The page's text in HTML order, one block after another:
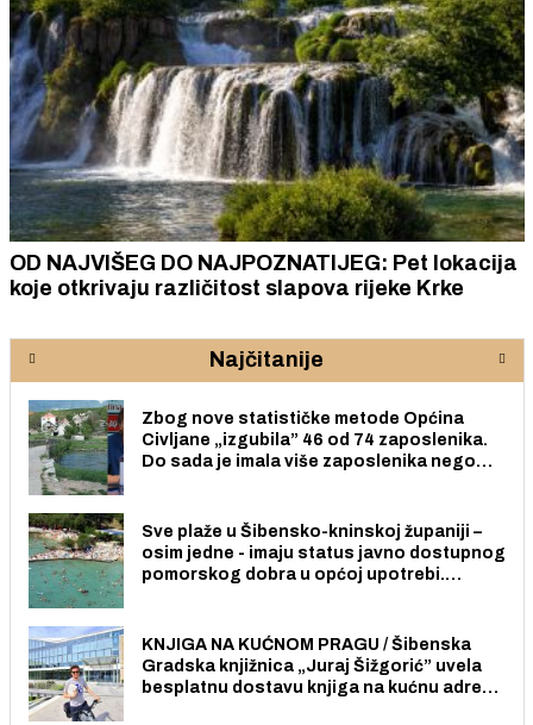
OD NAJVIŠEG DO NAJPOZNATIJEG: Pet lokacija
koje otkrivaju različitost slapova rijeke Krke
Najčitanije
Zbog nove statističke metode Općina
Civljane „izgubila” 46 od 74 zaposlenika.
Do sada je imala više zaposlenika nego
Sve plaže u Šibensko-kninskoj županiji –
osim jedne - imaju status javno dostupnog
pomorskog dobra u općoj upotrebi.
KNJIGA NA KUĆNOM PRAGU / Šibenska
Gradska knjižnica „Juraj Šižgorić” uvela
besplatnu dostavu knjiga na kućnu adresu